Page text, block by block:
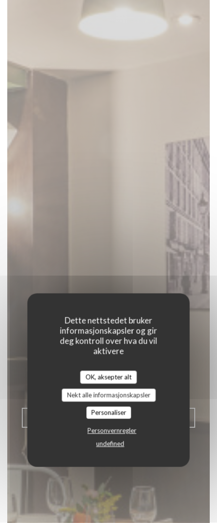
Dette nettstedet bruker
informasjonskapsler og gir
deg kontroll over hva du vil
aktivere
OK, aksepter alt
Nekt alle informasjonskapsler
Personaliser
Personvernregler
undefined
Comme à la
campagne
|PARIS
BESTILL ET BORD